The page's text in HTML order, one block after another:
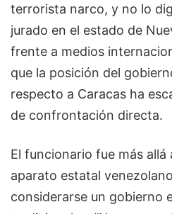
terrorista narco, y no lo
jurado en el estado de
frente a medios
que la posición del
respecto a Caracas ha
de confrontación directa.
El funcionario fue más allá
aparato estatal
considerarse un gobierno